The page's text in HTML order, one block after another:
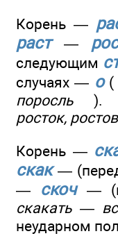
Корень —
раст— рос
следующим
случаях — о(
поросль ).
росток,
Корень —
скак—
— скоч—
скакать —
неударном